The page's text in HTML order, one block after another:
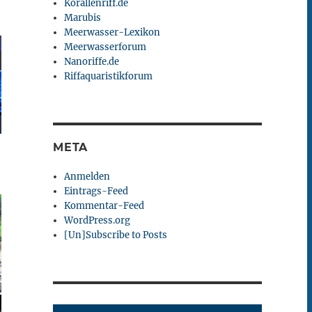
Korallenriff.de
Marubis
Meerwasser-Lexikon
Meerwasserforum
Nanoriffe.de
Riffaquaristikforum
META
Anmelden
Eintrags-Feed
Kommentar-Feed
WordPress.org
[Un]Subscribe to Posts